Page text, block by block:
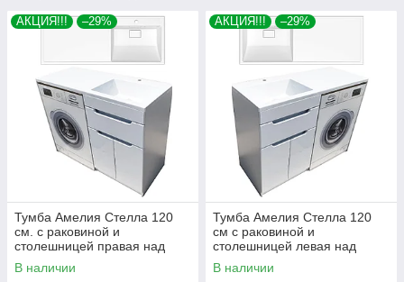
АКЦИЯ!!! –29%
Тумба Амелия Стелла 120
см. с раковиной и
столешницей правая над
стиральной машиной. РФ
В наличии
АКЦИЯ!!! –29%
Тумба Амелия Стелла 120
см с раковиной и
столешницей левая над
стиральной машиной. РФ
В наличии